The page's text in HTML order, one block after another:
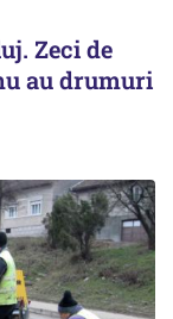
Zeci de
au drumuri